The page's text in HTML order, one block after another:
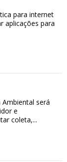
para internet
aplicações para
será
e
coleta,...